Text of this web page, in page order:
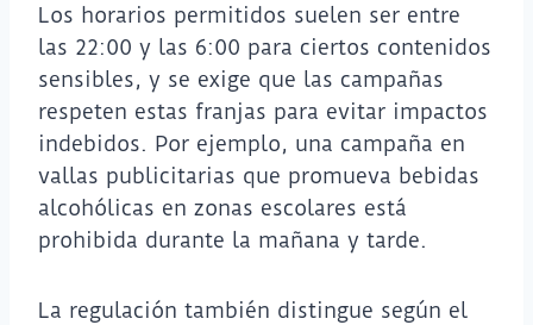
Los horarios permitidos suelen ser entre
las 22:00 y las 6:00 para ciertos contenidos
sensibles, y se exige que las campañas
respeten estas franjas para evitar impactos
indebidos. Por ejemplo, una campaña en
vallas publicitarias que promueva bebidas
alcohólicas en zonas escolares está
prohibida durante la mañana y tarde.
La regulación también distingue según el